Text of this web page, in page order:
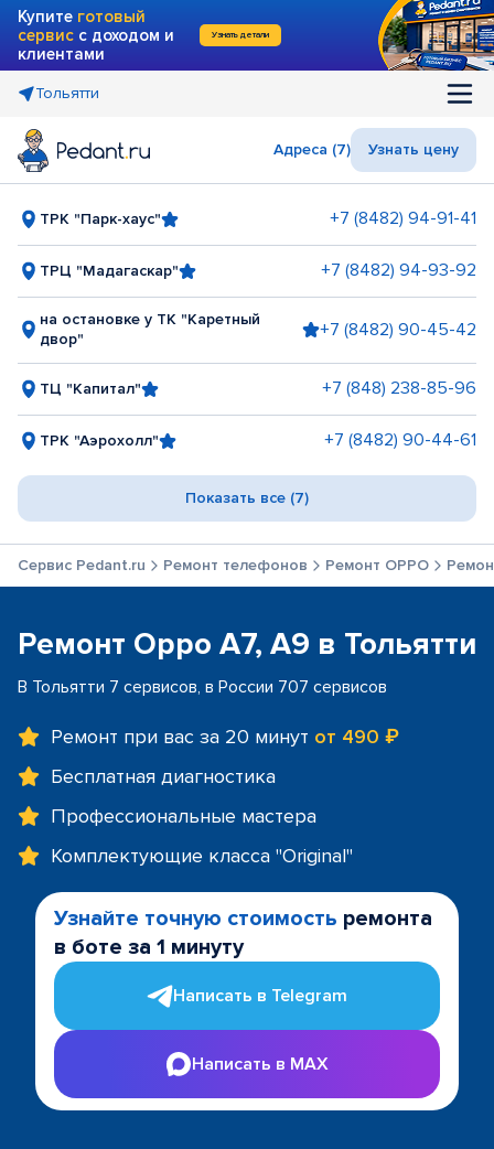
Купите готовый
сервис с доходом и
клиентами
Узнать детали
Тольятти
Адреса (7) Узнать цену
ТРК "Парк-хаус" +7 (8482) 94-91-41
ТРЦ "Мадагаскар" +7 (8482) 94-93-92
на остановке у ТК "Каретный
двор"
+7 (8482) 90-45-42
ТЦ "Капитал" +7 (848) 238-85-96
ТРК "Аэрохолл" +7 (8482) 90-44-61
Показать все (7)
Сервис Pedant.ru Ремонт телефонов Ремонт OPPO
Ремонт Oppo A7, A9 в Тольятти
В Тольятти 7 сервисов, в России 707 сервисов
Ремонт при вас за 20 минут от 490 ₽
Бесплатная диагностика
Профессиональные мастера
Комплектующие класса "Original"
Узнайте точную стоимость ремонта
в боте за 1 минуту
Написать в Telegram
Написать в MAX